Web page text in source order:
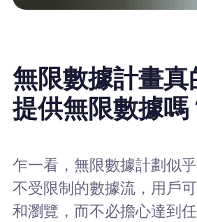
無限數據計畫真
提供無限數據嗎
乍一看，無限數據計劃似
不受限制的數據流，用戶
和瀏覽，而不必擔心達到任